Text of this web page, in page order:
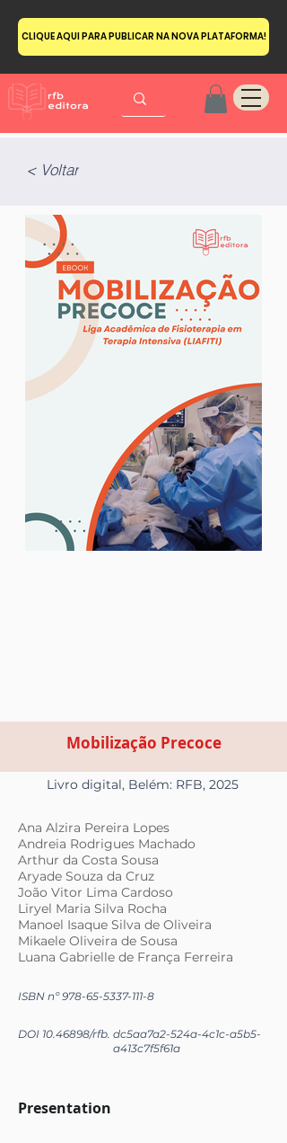
CLIQUE AQUI PARA PUBLICAR NA NOVA PLATAFORMA!
< Voltar
Mobilização Precoce
Livro digital, Belém: RFB, 2025
Ana Alzira Pereira Lopes
Andreia Rodrigues Machado
Arthur da Costa Sousa
Aryade Souza da Cruz
João Vitor Lima Cardoso
Liryel Maria Silva Rocha
Manoel Isaque Silva de Oliveira
Mikaele Oliveira de Sousa
Luana Gabrielle de França Ferreira
ISBN nº978-65-5337-111-8
DOI 10.46898/rfb. dc5aa7a2-524a-4c1c-a5b5-
a413c7f5f61a
Presentation